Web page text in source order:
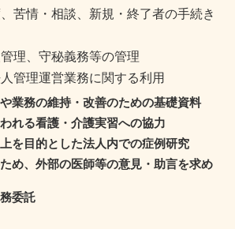
苦情・相談、新規・終了者の手続き
理、守秘義務等の管理
管理運営業務に関する利用
業務の維持・改善のための基礎資料
れる看護・介護実習への協力
を目的とした法人内での症例研究
め、外部の医師等の意見・助言を求め
委託